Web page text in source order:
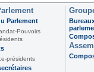
Parlement
Pouvoirs
présidents